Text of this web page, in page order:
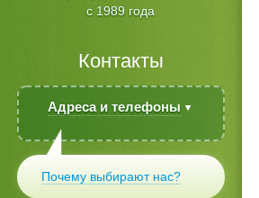
с 1989 года
Контакты
Адреса и телефоны
Почему выбирают нас?